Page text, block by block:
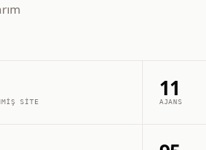
SITE
11
AJANS